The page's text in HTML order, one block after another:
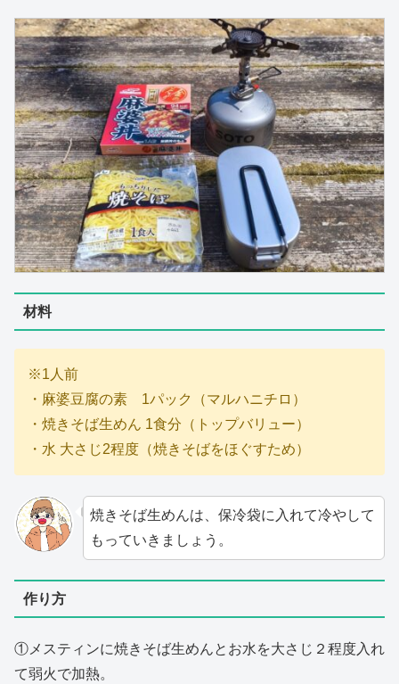
材料
※1人前
・麻婆豆腐の素 1パック（マルハニチロ）
・焼きそば生めん 1食分（トップバリュー）
・水 大さじ2程度（焼きそばをほぐすため）
焼きそば生めんは、保冷袋に入れて冷やして
もっていきましょう。
作り方
①メスティンに焼きそば生めんとお水を大さじ２程度入れ
て弱火で加熱。